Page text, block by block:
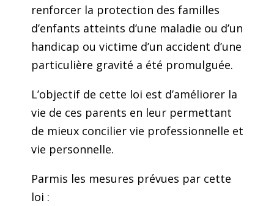
renforcer la protection des familles
d’enfants atteints d’une maladie ou d’un
handicap ou victime d’un accident d’une
particulière gravité a été promulguée.
L’objectif de cette loi est d’améliorer la
vie de ces parents en leur permettant
de mieux concilier vie professionnelle et
vie personnelle.
Parmis les mesures prévues par cette
loi :